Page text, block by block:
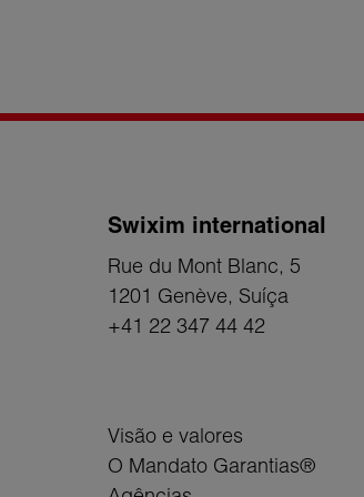
Swixim international
Rue du Mont Blanc, 5
1201 Genève, Suíça
+41 22 347 44 42
Visão e valores
O Mandato Garantias®